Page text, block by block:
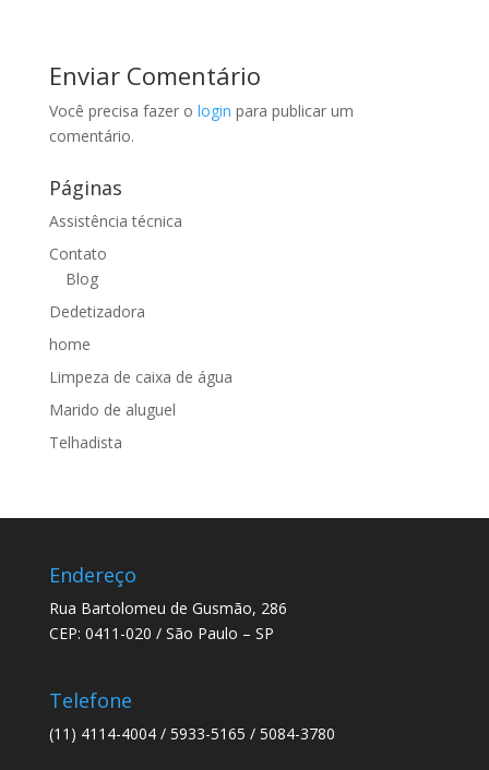
Enviar Comentário
Você precisa fazer o login para publicar um
comentário.
Páginas
Assistência técnica
Contato
Blog
Dedetizadora
home
Limpeza de caixa de água
Marido de aluguel
Telhadista
Endereço
Rua Bartolomeu de Gusmão, 286
CEP: 0411-020 / São Paulo – SP
Telefone
(11) 4114-4004 / 5933-5165 / 5084-3780